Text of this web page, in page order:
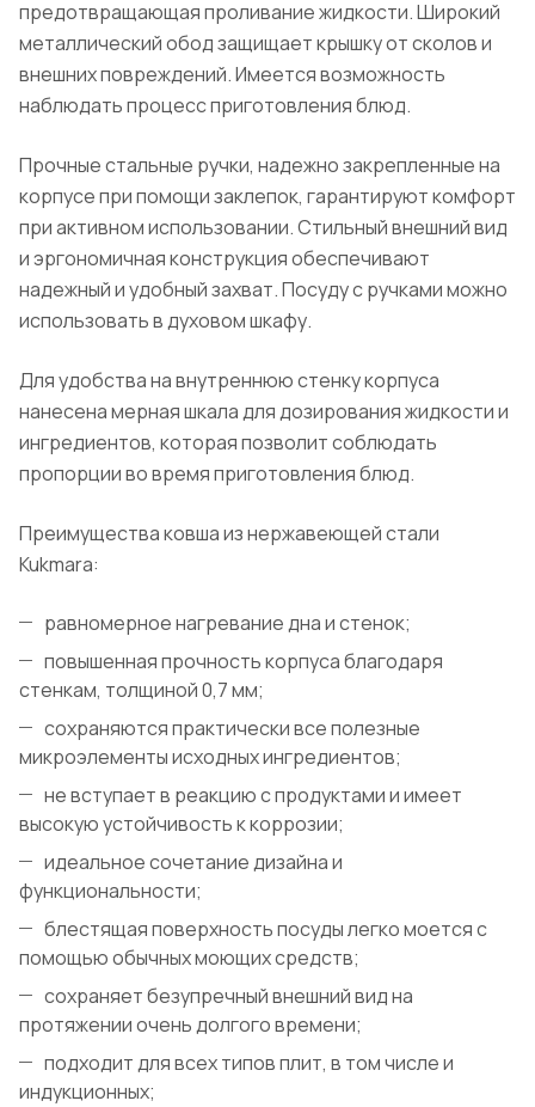
предотвращающая проливание жидкости. Широкий
металлический обод защищает крышку от сколов и
внешних повреждений. Имеется возможность
наблюдать процесс приготовления блюд.
Прочные стальные ручки, надежно закрепленные на
корпусе при помощи заклепок, гарантируют комфорт
при активном использовании. Стильный внешний вид
и эргономичная конструкция обеспечивают
надежный и удобный захват. Посуду с ручками можно
использовать в духовом шкафу.
Для удобства на внутреннюю стенку корпуса
нанесена мерная шкала для дозирования жидкости и
ингредиентов, которая позволит соблюдать
пропорции во время приготовления блюд.
Преимущества ковша из нержавеющей стали
Kukmara:
равномерное нагревание дна и стенок;
повышенная прочность корпуса благодаря
стенкам, толщиной 0,7 мм;
сохраняются практически все полезные
микроэлементы исходных ингредиентов;
не вступает в реакцию с продуктами и имеет
высокую устойчивость к коррозии;
идеальное сочетание дизайна и
функциональности;
блестящая поверхность посуды легко моется с
помощью обычных моющих средств;
сохраняет безупречный внешний вид на
протяжении очень долгого времени;
подходит для всех типов плит, в том числе и
индукционных;